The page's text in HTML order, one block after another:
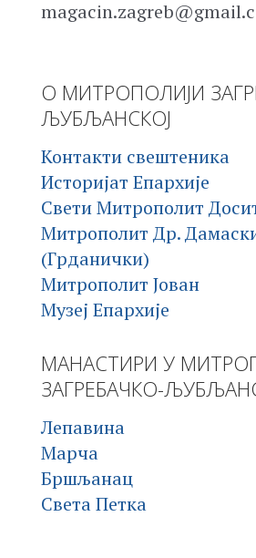
О МИТРОПОЛИЈИ
ЉУБЉАНСКОЈ
Контакти свештеника
Историјат Епархије
Свети Митрополит
Митрополит Др.
(Грданички)
Митрополит Јован
Музеј Епархије
МАНАСТИРИ У
ЗАГРЕБАЧКО-
Лепавина
Марча
Бршљанац
Света Петка